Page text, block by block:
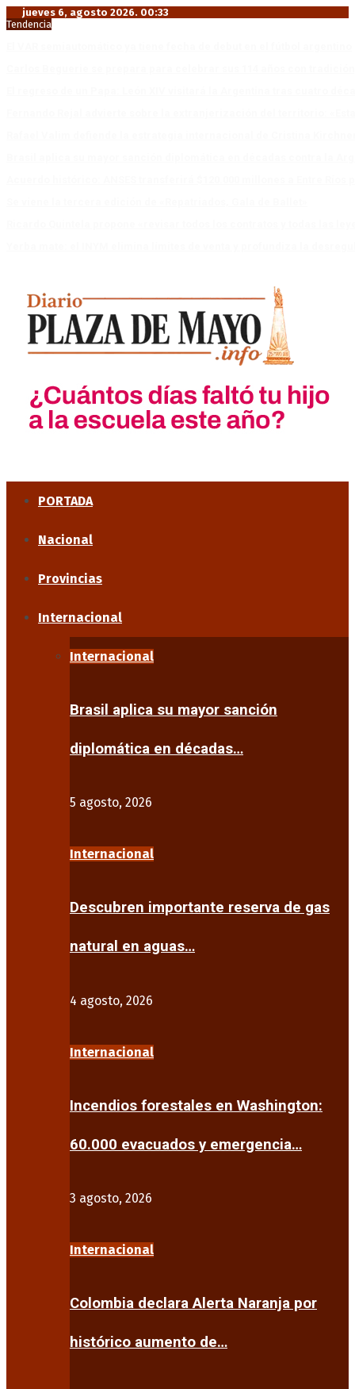
jueves 6, agosto 2026. 00:33
Tendencia
PORTADA
Nacional
Provincias
Internacional
Internacional
Brasil aplica su mayor sanción
diplomática en décadas…
5 agosto, 2026
Internacional
Descubren importante reserva de gas
natural en aguas…
4 agosto, 2026
Internacional
Incendios forestales en Washington:
60.000 evacuados y emergencia…
3 agosto, 2026
Internacional
Colombia declara Alerta Naranja por
histórico aumento de…